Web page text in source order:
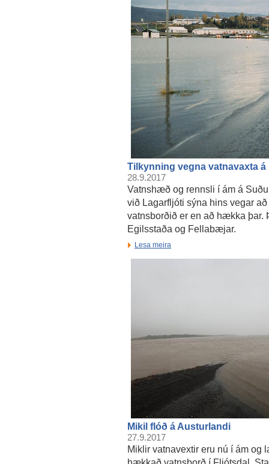
Tilkynning vegna vatnavaxta á
28.9.2017
Vatnshæð og rennsli í ám á
við Lagarfljóti sýna hins vegar
vatnsborðið er en að hækka
Egilsstaða og Fellabæjar.
Lesa meira
Mikil flóð á Austurlandi
27.9.2017
Miklir vatnavextir eru nú í ám og